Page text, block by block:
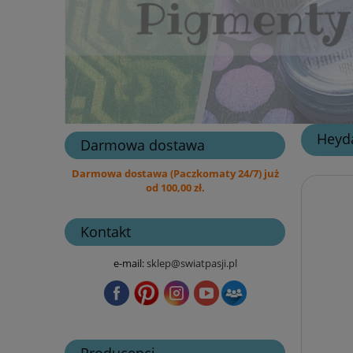
Darmowa dostawa
Darmowa dostawa (Paczkomaty 24/7) już
od 100,00 zł.
Kontakt
e-mail:sklep@swiatpasji.pl